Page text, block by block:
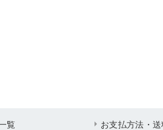
覧
お支払方法・送